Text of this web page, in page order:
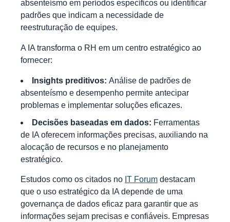
absenteísmo em períodos específicos ou identificar
padrões que indicam a necessidade de
reestruturação de equipes.
A IA transforma o RH em um centro estratégico ao
fornecer:
Insights preditivos: Análise de padrões de
absenteísmo e desempenho permite antecipar
problemas e implementar soluções eficazes.
Decisões baseadas em dados: Ferramentas
de IA oferecem informações precisas, auxiliando na
alocação de recursos e no planejamento
estratégico.
Estudos como os citados no IT Forum destacam
que o uso estratégico da IA depende de uma
governança de dados eficaz para garantir que as
informações sejam precisas e confiáveis. Empresas